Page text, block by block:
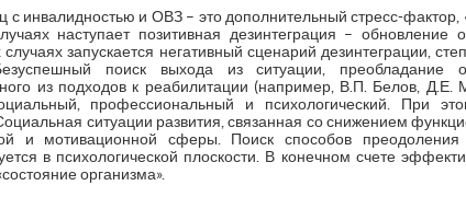
с инвалидностью и ОВЗ – это дополнительный стресс-фактор,
наступает позитивная дезинтеграция –
запускается негативный сценарий дезинтеграции,
поиск выхода из ситуации, преобладание
из подходов к реабилитации (например, В.П. Белов, Д.Е.
профессиональный и психологический. При
ситуации развития, связанная со снижением
и мотивационной сферы. Поиск способов преодоления
в психологической плоскости. В конечном счете
организма».